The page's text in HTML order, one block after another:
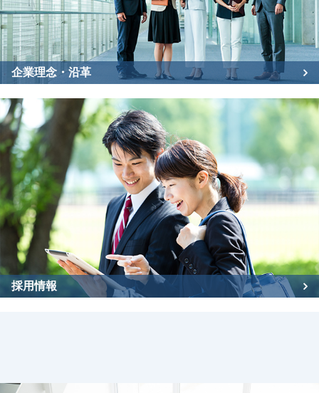
企業理念・沿革
採用情報